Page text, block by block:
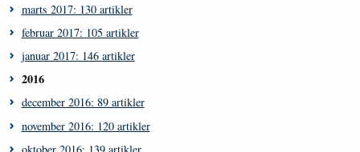
marts 2017: 130 artikler
februar 2017: 105 artikler
januar 2017: 146 artikler
2016
december 2016: 89 artikler
november 2016: 120 artikler
oktober 2016: 139 artikler